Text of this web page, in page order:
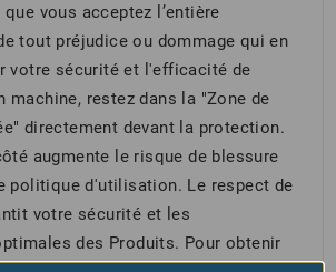
vous acceptez l’entière
tout préjudice ou dommage qui en
votre sécurité et l'efficacité de
machine, restez dans la "Zone de
directement devant la protection.
augmente le risque de blessure
politique d'utilisation. Le respect de
votre sécurité et les
des Produits. Pour obtenir